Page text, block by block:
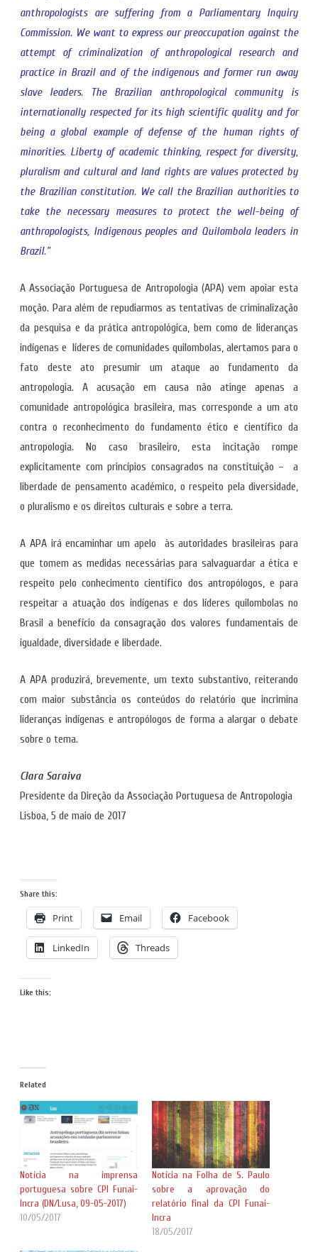
anthropologists are suffering from a Parliamentary Inquiry
Commission. We want to express our preoccupation against the
attempt of criminalization of anthropological research and
practice in Brazil and of the indigenous and former run away
slave leaders. The Brazilian anthropological community is
internationally respected for its high scientific quality and for
being a global example of defense of the human rights of
minorities. Liberty of academic thinking, respect for diversity,
pluralism and cultural and land rights are values protected by
the Brazilian constitution. We call the Brazilian authorities to
take the necessary measures to protect the well-being of
anthropologists, Indigenous peoples and Quilombola leaders in
Brazil.”
A Associação Portuguesa de Antropologia (APA) vem apoiar esta
moção. Para além de repudiarmos as tentativas de criminalização
da pesquisa e da prática antropológica, bem como de lideranças
indígenas e líderes de comunidades quilombolas, alertamos para o
fato deste ato presumir um ataque ao fundamento da
antropologia. A acusação em causa não atinge apenas a
comunidade antropológica brasileira, mas corresponde a um ato
contra o reconhecimento do fundamento ético e científico da
antropologia. No caso brasileiro, esta incitação rompe
explicitamente com princípios consagrados na constituição – a
liberdade de pensamento académico, o respeito pela diversidade,
o pluralismo e os direitos culturais e sobre a terra.
A APA irá encaminhar um apelo às autoridades brasileiras para
que tomem as medidas necessárias para salvaguardar a ética e
respeito pelo conhecimento científico dos antropólogos, e para
respeitar a atuação dos indígenas e dos líderes quilombolas no
Brasil a benefício da consagração dos valores fundamentais de
igualdade, diversidade e liberdade.
A APA produzirá, brevemente, um texto substantivo, reiterando
com maior substância os conteúdos do relatório que incrimina
lideranças indígenas e antropólogos de forma a alargar o debate
sobre o tema.
Clara Saraiva
Presidente da Direção da Associação Portuguesa de Antropologia
Lisboa, 5 de maio de 2017
Share this:
Print Email Facebook
LinkedIn Threads
Like this:
Related
Notícia na imprensa
portuguesa sobre CPI Funai-
Incra (DN/Lusa, 09-05-2017)
10/05/2017
Notícia na Folha de S. Paulo
sobre a aprovação do
relatório final da CPI Funai-
Incra
18/05/2017